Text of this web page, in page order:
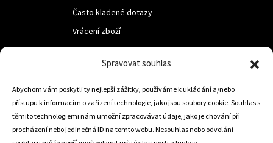
Spravovat souhlas
Abychom vám poskytli ty nejlepší zážitky, používáme k ukládání a/nebo
přístupu k informacím o zařízení technologie, jako jsou soubory cookie. Souhlas s
těmito technologiemi nám umožní zpracovávat údaje, jako je chování při
procházení nebo jedinečná ID na tomto webu. Nesouhlas nebo odvolání
Často kladené dotazy
Vrácení zboží
LUF s.r.o.
Nám. M.R.Štefanika 518,
Trstená 02801